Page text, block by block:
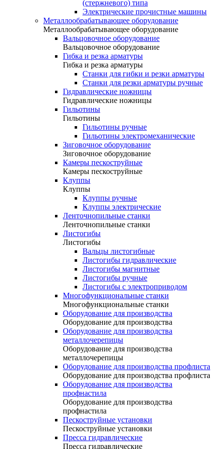
(стержневого) типа
Электрические прочистные машины
Металлообрабатывающее оборудование
Металлообрабатывающее оборудование
Вальцовочное оборудование
Вальцовочное оборудование
Гибка и резка арматуры
Гибка и резка арматуры
Станки для гибки и резки арматуры
Станки для резки арматуры ручные
Гидравлические ножницы
Гидравлические ножницы
Гильотины
Гильотины
Гильотины ручные
Гильотины электромеханические
Зиговочное оборудование
Зиговочное оборудование
Камеры пескоструйные
Камеры пескоструйные
Клуппы
Клуппы
Клуппы ручные
Клуппы электрические
Ленточнопильные станки
Ленточнопильные станки
Листогибы
Листогибы
Вальцы листогибные
Листогибы гидравлические
Листогибы магнитные
Листогибы ручные
Листогибы с электроприводом
Многофункциональные станки
Многофункциональные станки
Оборудование для производства
Оборудование для производства
Оборудование для производства
металлочерепицы
Оборудование для производства
металлочерепицы
Оборудование для производства профлиста
Оборудование для производства профлиста
Оборудование для производства
профнастила
Оборудование для производства
профнастила
Пескоструйные установки
Пескоструйные установки
Пресса гидравлические
Пресса гидравлические